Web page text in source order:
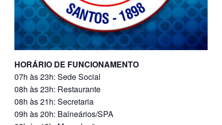
HORÁRIO DE FUNCIONAMENTO
07h às 23h: Sede Social
08h às 23h: Restaurante
08h às 21h: Secretaria
09h às 20h: Balneários/SPA